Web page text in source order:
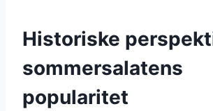
Historiske
sommersalatens
popularitet